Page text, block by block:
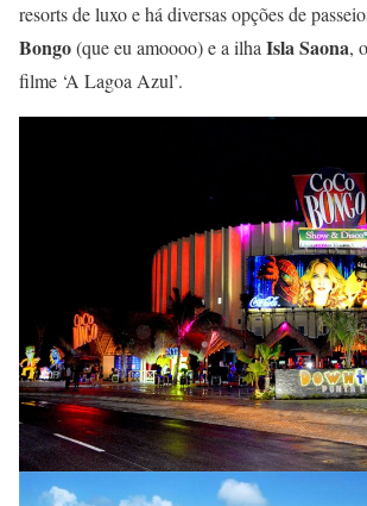
resorts de luxo e há diversas opções de
Bongo(que eu amoooo) e a ilhaIsla Saona,
filme ‘A Lagoa Azul’.